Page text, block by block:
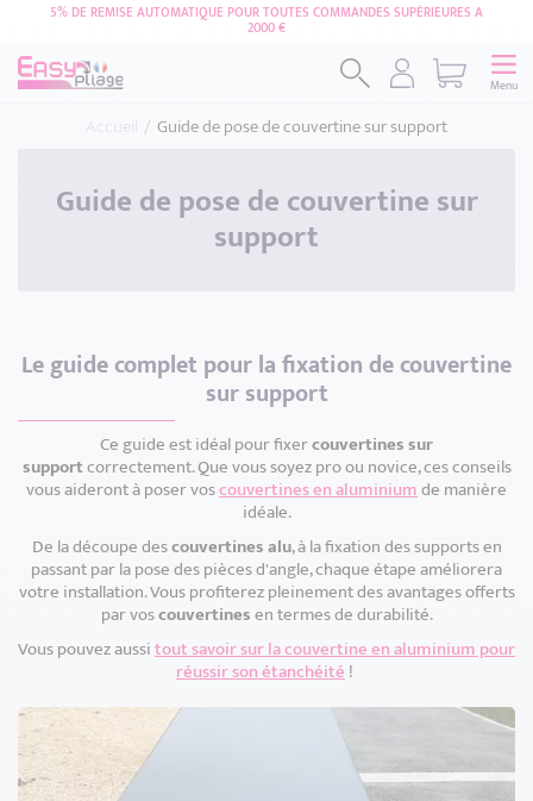
5% DE REMISE AUTOMATIQUE POUR TOUTES COMMANDES SUPÉRIEURES A
2000 €
Menu
Accueil Guide de pose de couvertine sur support
Guide de pose de couvertine sur
support
Le guide complet pour la fixation de couvertine
sur support
Ce guide est idéal pour fixercouvertines sur
supportcorrectement. Que vous soyez pro ou novice, ces conseils
vous aideront à poser voscouvertines en aluminiumde manière
idéale.
De la découpe descouvertines alu, à la fixation des supports en
passant par la pose des pièces d'angle, chaque étape améliorera
votre installation. Vous profiterez pleinement des avantages offerts
par voscouvertinesen termes de durabilité.
Vous pouvez aussitout savoir sur la couvertine en aluminium pour
réussir son étanchéité!